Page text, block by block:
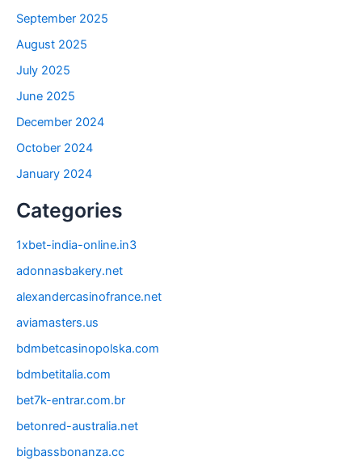
September 2025
August 2025
July 2025
June 2025
December 2024
October 2024
January 2024
Categories
1xbet-india-online.in3
adonnasbakery.net
alexandercasinofrance.net
aviamasters.us
bdmbetcasinopolska.com
bdmbetitalia.com
bet7k-entrar.com.br
betonred-australia.net
bigbassbonanza.cc